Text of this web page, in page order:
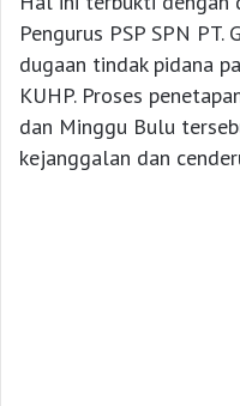
Pengurus PSP SPN PT.
dugaan tindak pidana
KUHP. Proses
dan Minggu Bulu
kejanggalan dan